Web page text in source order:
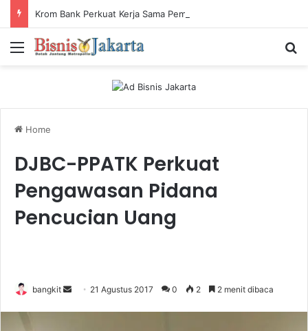
Menu
Home
DJBC-PPATK Perkuat
Pengawasan Pidana
Pencucian Uang
bangkit 21 Agustus 2017 0 2 2 menit dibaca